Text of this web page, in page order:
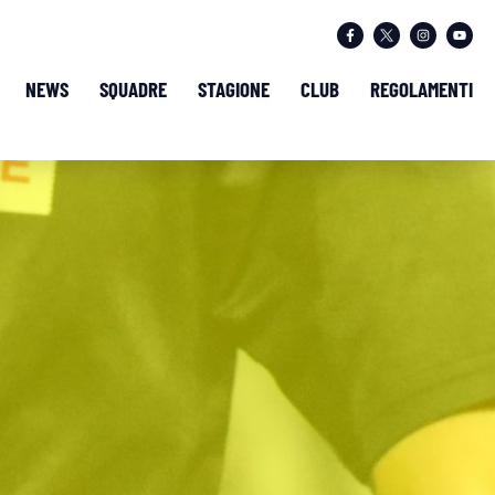
NEWS SQUADRE STAGIONE CLUB REGOLAMENTI